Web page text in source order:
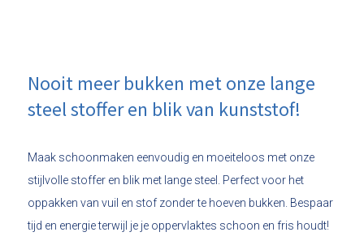
Nooit meer bukken met onze lange
steel stoffer en blik van kunststof!
Maak schoonmaken eenvoudig en moeiteloos met onze
stijlvolle stoffer en blik met lange steel. Perfect voor het
oppakken van vuil en stof zonder te hoeven bukken. Bespaar
tijd en energie terwijl je je oppervlaktes schoon en fris houdt!